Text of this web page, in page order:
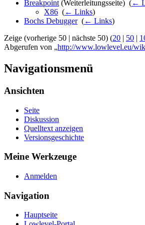
Breakpoint (Weiterleitungsseite) ‎ (←
X86 (← Links)
Bochs Debugger‎ (← Links)
Zeige (vorherige 50 | nächste 50) (20 | 50 |
Abgerufen von „http://www.lowlevel.eu/
Navigationsmenü
Ansichten
Seite
Diskussion
Quelltext anzeigen
Versionsgeschichte
Meine Werkzeuge
Anmelden
Navigation
Hauptseite